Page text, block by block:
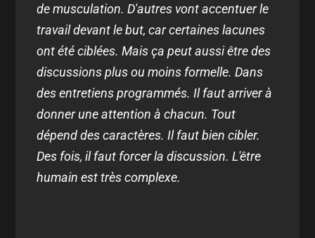
de musculation. D'autres vont accentuer le
travail devant le but, car certaines lacunes
ont été ciblées. Mais ça peut aussi être des
discussions plus ou moins formelle. Dans
des entretiens programmés. Il faut arriver à
donner une attention à chacun. Tout
dépend des caractères. Il faut bien cibler.
Des fois, il faut forcer la discussion. L'être
humain est très complexe.